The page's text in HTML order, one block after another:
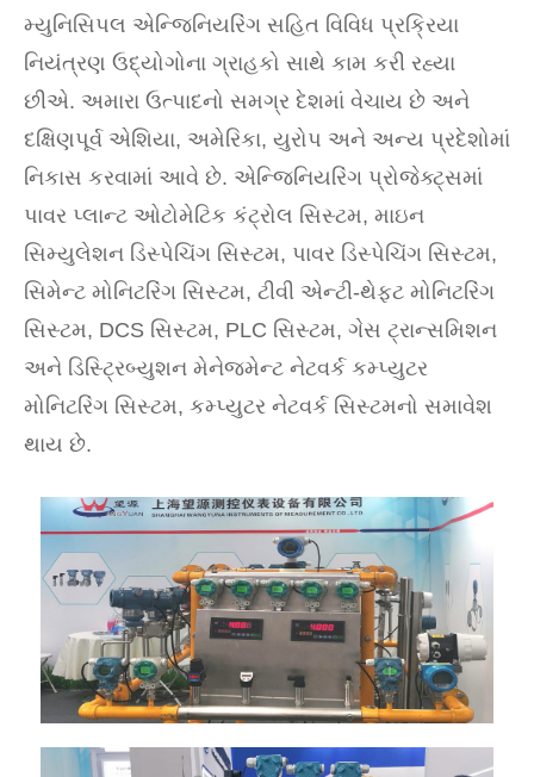
મ્યુનિસિપલ એન્જિનિયરિંગ સહિત વિવિધ પ્રક્રિયા
નિયંત્રણ ઉદ્યોગોના ગ્રાહકો સાથે કામ કરી રહ્યા
છીએ. અમારા ઉત્પાદનો સમગ્ર દેશમાં વેચાય છે અને
દક્ષિણપૂર્વ એશિયા, અમેરિકા, યુરોપ અને અન્ય પ્રદેશોમાં
નિકાસ કરવામાં આવે છે. એન્જિનિયરિંગ પ્રોજેક્ટ્સમાં
પાવર પ્લાન્ટ ઓટોમેટિક કંટ્રોલ સિસ્ટમ, માઇન
સિમ્યુલેશન ડિસ્પેચિંગ સિસ્ટમ, પાવર ડિસ્પેચિંગ સિસ્ટમ,
સિમેન્ટ મોનિટરિંગ સિસ્ટમ, ટીવી એન્ટી-થેફ્ટ મોનિટરિંગ
સિસ્ટમ, DCS સિસ્ટમ, PLC સિસ્ટમ, ગેસ ટ્રાન્સમિશન
અને ડિસ્ટ્રિબ્યુશન મેનેજમેન્ટ નેટવર્ક કમ્પ્યુટર
મોનિટરિંગ સિસ્ટમ, કમ્પ્યુટર નેટવર્ક સિસ્ટમનો સમાવેશ
થાય છે.